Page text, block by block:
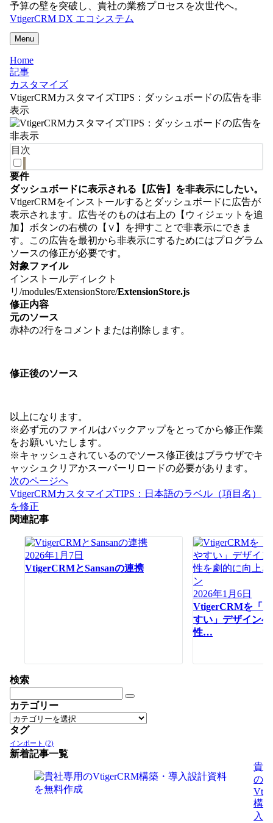
予算の壁を突破し、貴社の業務プロセスを次世代へ。
VtigerCRM DX エコシステム
Menu
Home
記事
カスタマイズ
VtigerCRMカスタマイズTIPS：ダッシュボードの広告を非
表示
目次
要件
ダッシュボードに表示される【広告】を非表示にしたい。
VtigerCRMをインストールするとダッシュボードに広告が
表示されます。広告そのものは右上の【ウィジェットを追
加】ボタンの右横の【∨】を押すことで非表示にできま
す。この広告を最初から非表示にするためにはプログラム
ソースの修正が必要です。
対象ファイル
インストールディレクト
リ/modules/ExtensionStore/ExtensionStore.js
修正内容
元のソース
赤枠の2行をコメントまたは削除します。
修正後のソース
以上になります。
※必ず元のファイルはバックアップをとってから修正作業
をお願いいたします。
※キャッシュされているのでソース修正後はブラウザでキ
ャッシュクリアかスーパーリロードの必要があります。
投
稿
ナ
ビ
次のページへ
VtigerCRMカスタマイズTIPS：日本語のラベル（項目名）
を修正
関連記事
2026年1月7日
VtigerCRMとSansanの連携
2026年1月6日
VtigerCRMを「
すい」デザイン
性…
検索
カテゴリー
カ
テ
ゴ
リ
タグ
インポート (2)
新着記事一覧
貴
の
構
入